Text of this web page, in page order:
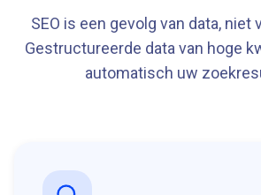
SEO is een gevolg van data, niet
Gestructureerde data van hoge
automatisch uw